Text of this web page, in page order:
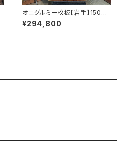
オニグルミ一枚板【岩手】1500×
370~700×69㎜【オイル塗装
仕上げ済み】
¥294,800